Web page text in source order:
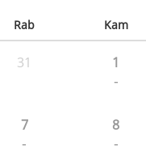
Rab Kam
31 1
-
7
-
8
-